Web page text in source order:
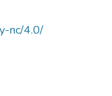
nc/4.0/